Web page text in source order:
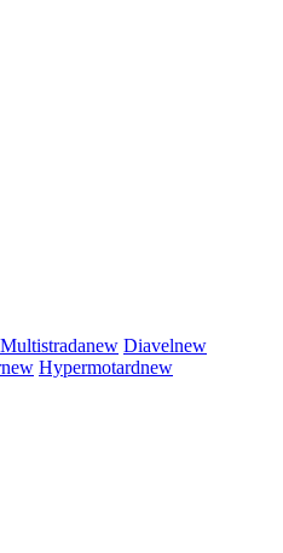
Multistradanew Diavelnew
new Hypermotardnew